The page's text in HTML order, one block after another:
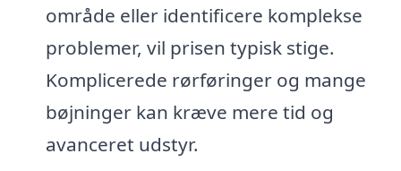
område eller identificere komplekse
problemer, vil prisen typisk stige.
Komplicerede rørføringer og mange
bøjninger kan kræve mere tid og
avanceret udstyr.